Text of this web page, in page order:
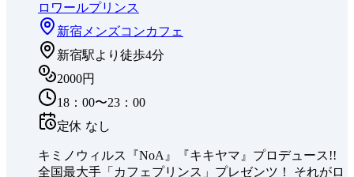
ロワールプリンス
新宿 メンズコンカフェ
新宿駅より徒歩4分
2000円
18：00〜23：00
定休 なし
キミノウィルス『NoA』『キキヤマ』プロデュース!!
全国最大手「カフェプリンス」プレゼンツ！ それがロ